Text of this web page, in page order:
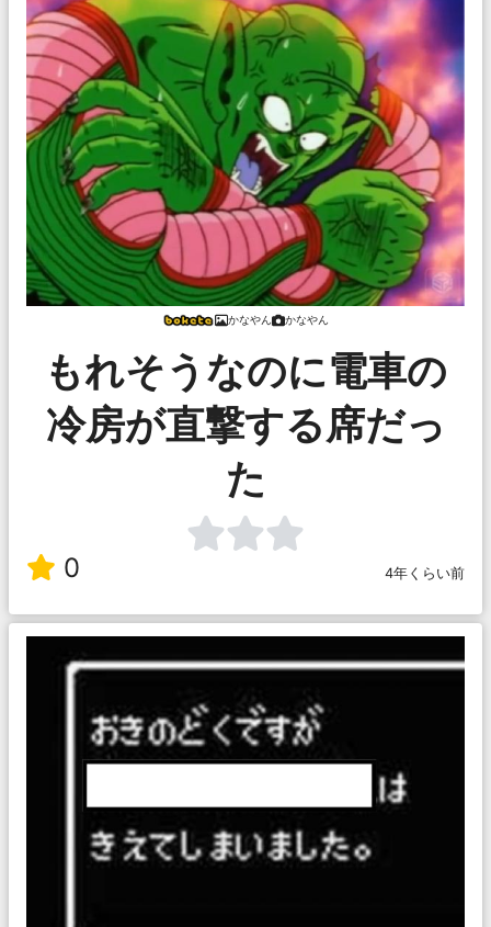
かなやん かなやん
もれそうなのに電車の
冷房が直撃する席だっ
た
0 4年くらい前